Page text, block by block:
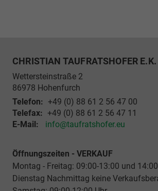
CHRISTIAN TAUFRATSHOFER E.K.
Wettersteinstraße 2
86978 Hohenfurch
Telefon: +49 (0) 88 61 2 56 47 00
Telefax: +49 (0) 88 61 2 56 47 11
E-Mail:
info@taufratshofer.eu
Öffnungszeiten - VERKAUF
Montag - Freitag: 09:00-13:00 und
Dienstag Nachmittag keine